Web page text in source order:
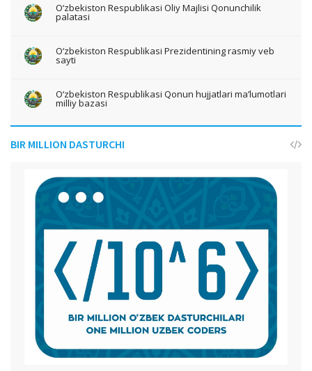
O‘zbekiston Respublikasi Oliy Majlisi Qonunchilik
palatasi
O‘zbekiston Respublikasi Prezidentining rasmiy veb
sayti
O‘zbekiston Respublikasi Qonun hujjatlari ma’lumotlari
milliy bazasi
BIR MILLION DASTURCHI